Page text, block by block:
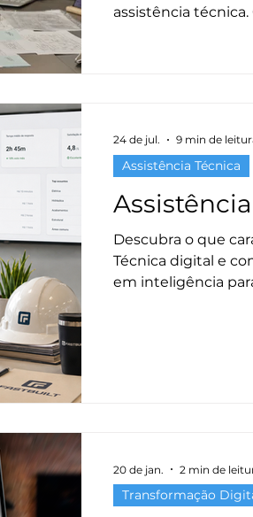
assistência
Descubra o que
Técnica digital e
em inteligência
Assistência Técnica
24 de jul. 9 min de
Transformação
20 de jan. 2 min de